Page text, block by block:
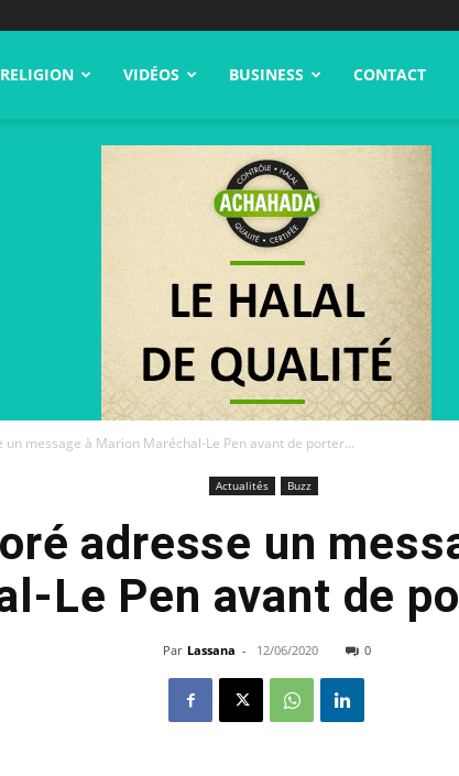
RELIGION VIDÉOS BUSINESS CONTACT
un message à Marion Maréchal-Le Pen avant de porter...
Actualités Buzz
adresse un
Le Pen avant de
Par Lassana - 12/06/2020 0